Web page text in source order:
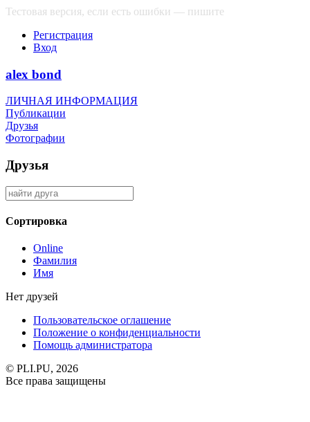
Тестовая версия, если есть ошибки — пишите
Регистрация
Вход
alex bond
ЛИЧНАЯ ИНФОРМАЦИЯ
Публикации
Друзья
Фотографии
Друзья
Сортировка
Online
Фамилия
Имя
Нет друзей
Пользовательское оглашение
Положение о конфиденциальности
Помощь администратора
© PLI.PU, 2026
Все права защищены